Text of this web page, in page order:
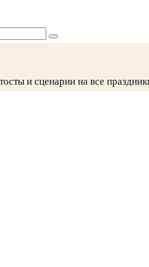
и сценарии на все